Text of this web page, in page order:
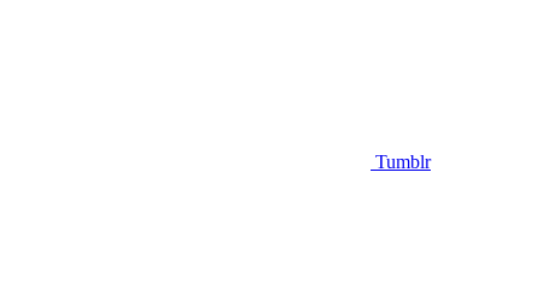
Tumblr